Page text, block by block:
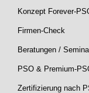
Navigation
überspringen
Konzept Forever-
Firmen-Check
Beratungen /
PSO & Premium-
Zertifizierung nach